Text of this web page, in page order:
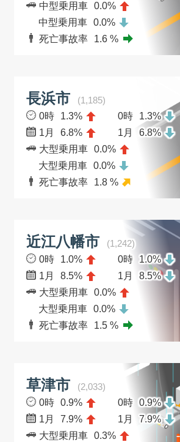
中型乗用車 0.0%
中型乗用車 0.0%
死亡事故率
1.6 %
長浜市
(1,185)
0時
1.3% 0時
1.3%
1月
6.8% 1月
6.8%
大型乗用車 0.0%
大型乗用車 0.0%
死亡事故率
1.8 %
近江八幡市
(1,242)
0時
1.0% 0時
1.0%
1月
8.5% 1月
8.5%
大型乗用車 0.0%
大型乗用車 0.0%
死亡事故率
1.5 %
草津市
(2,033)
0時 0.9% 0時 0.9%
1月
7.9% 1月
7.9%
大型乗用車 0.3%